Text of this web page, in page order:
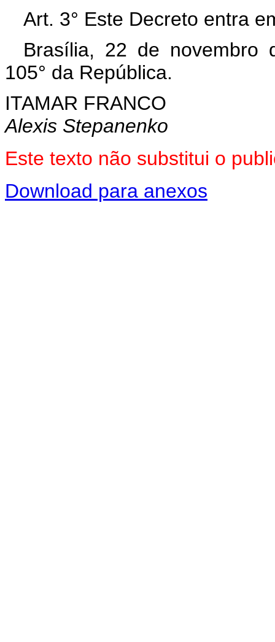
Art. 3° Este Decreto entra
Brasília, 22 de novembro
105° da República.
ITAMAR FRANCO
Alexis Stepanenko
Este texto não substitui o
Download para anexos